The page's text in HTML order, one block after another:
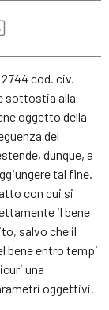
cod. civ.
sottostia alla
oggetto della
del
dunque, a
tal fine.
con cui si
il bene
salvo che il
bene entro tempi
una
oggettivi.